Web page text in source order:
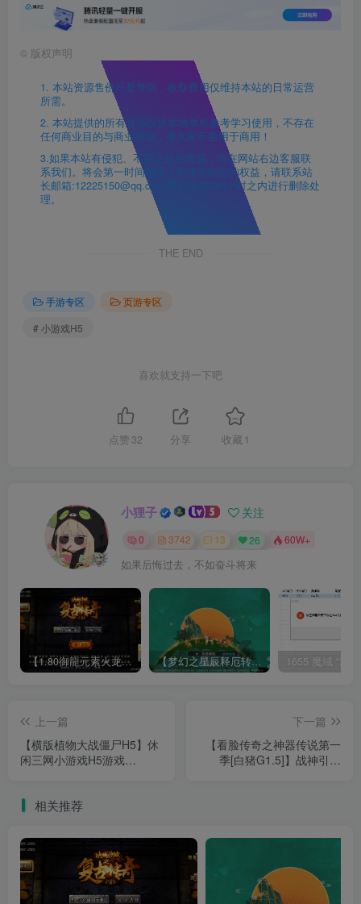
© 版权声明
1. 本站资源售价只是赞助，收取费用仅维持本站的日常运营
所需。
2. 本站提供的所有资源仅供本地单机参考学习使用，不存在
任何商业目的与商业用途，请大家不要用于商用！
3.如果本站有侵犯、不妥之处的资源，请在网站右边客服联
系我们。将会第一时间解决！若侵犯到您的权益，请联系站
长邮箱:12225150@qq.com 我们会在24h小时之内进行删除处
理。
THE END
手游专区
页游专区
# 小游戏H5
喜欢就支持一下吧
点赞 32 分享 收藏 1
小狸子 关注
0 3742 13 26 60W+
如果后悔过去，不如奋斗将来
【1.80御龍元素火龙[摸摸登陆器]】战神引擎WIN服务端+GM工具+充值后台+双端+架设教程 【梦幻之星辰释厄转尊享挂机版】MT3换皮梦幻西游Linux服务端+GM后台+双端+源码+架设教程
上一篇
【横版植物大战僵尸H5】休
闲三网小游戏H5游戏
下一篇
【看脸传奇之神器传说第一
季[白猪G1.5]】战神引擎
相关推荐